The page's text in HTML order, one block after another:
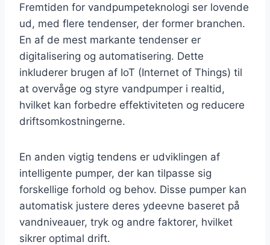
Fremtiden for vandpumpeteknologi ser lovende
ud, med flere tendenser, der former branchen.
En af de mest markante tendenser er
digitalisering og automatisering. Dette
inkluderer brugen af IoT (Internet of Things) til
at overvåge og styre vandpumper i realtid,
hvilket kan forbedre effektiviteten og reducere
driftsomkostningerne.
En anden vigtig tendens er udviklingen af
intelligente pumper, der kan tilpasse sig
forskellige forhold og behov. Disse pumper kan
automatisk justere deres ydeevne baseret på
vandniveauer, tryk og andre faktorer, hvilket
sikrer optimal drift.